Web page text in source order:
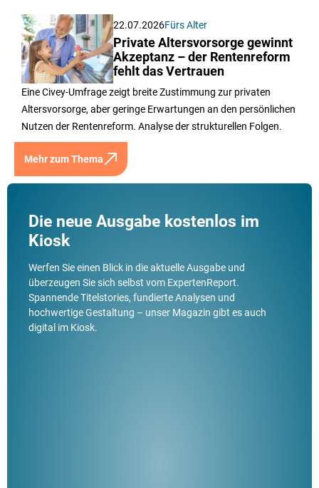
22.07.2026Fürs Alter
Private Altersvorsorge gewinnt
Akzeptanz – der Rentenreform
fehlt das Vertrauen
Eine Civey-Umfrage zeigt breite Zustimmung zur privaten
Altersvorsorge, aber geringe Erwartungen an den persönlichen
Nutzen der Rentenreform. Analyse der strukturellen Folgen.
Mehr zum Thema
Die neue Ausgabe kostenlos im
Kiosk
Werfen Sie einen Blick in die aktuelle Ausgabe und
überzeugen Sie sich selbst vom ExpertenReport.
Spannende Titelstories, fundierte Analysen und
hochwertige Gestaltung – unser Magazin gibt es auch
digital im Kiosk.